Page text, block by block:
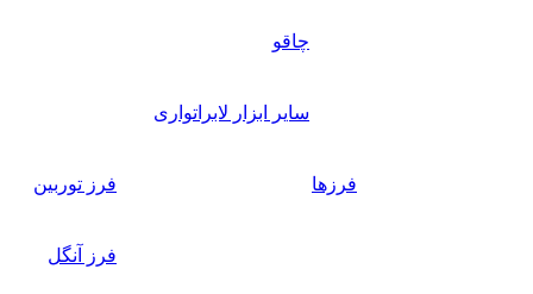
چاقو
سایر ابزار لابراتواری
فرزها فرز توربین
فرز آنگل